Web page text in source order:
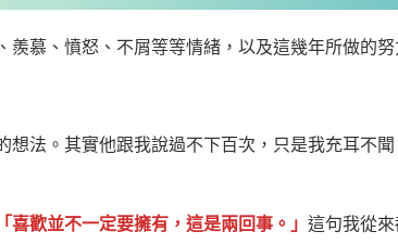
慕、憤怒、不屑等等情緒，以及這幾年所做的
想法。其實他跟我說過不下百次，只是我充耳不
「喜歡並不一定要擁有，這是兩回事。」 這句我從